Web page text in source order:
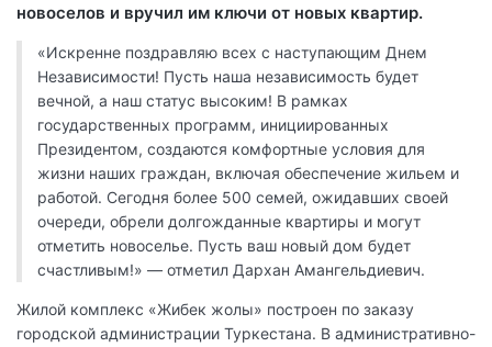
новоселов и вручил им ключи от новых квартир.
«Искренне поздравляю всех с наступающим Днем
Независимости! Пусть наша независимость будет
вечной, а наш статус высоким! В рамках
государственных программ, инициированных
Президентом, создаются комфортные условия для
жизни наших граждан, включая обеспечение жильем и
работой. Сегодня более 500 семей, ожидавших своей
очереди, обрели долгожданные квартиры и могут
отметить новоселье. Пусть ваш новый дом будет
счастливым!» — отметил Дархан Амангельдиевич.
Жилой комплекс «Жибек жолы» построен по заказу
городской администрации Туркестана. В административно-